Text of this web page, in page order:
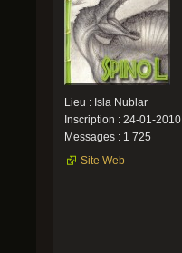
Lieu : Isla Nublar
Inscription : 24-01-2010
Messages : 1 725
Site Web